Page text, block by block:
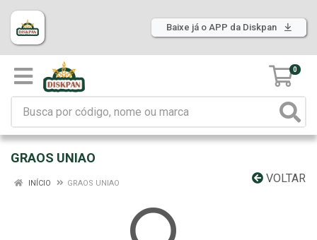
Baixe já o APP da Diskpan
0
GRAOS UNIAO
VOLTAR
INÍCIO GRAOS UNIAO